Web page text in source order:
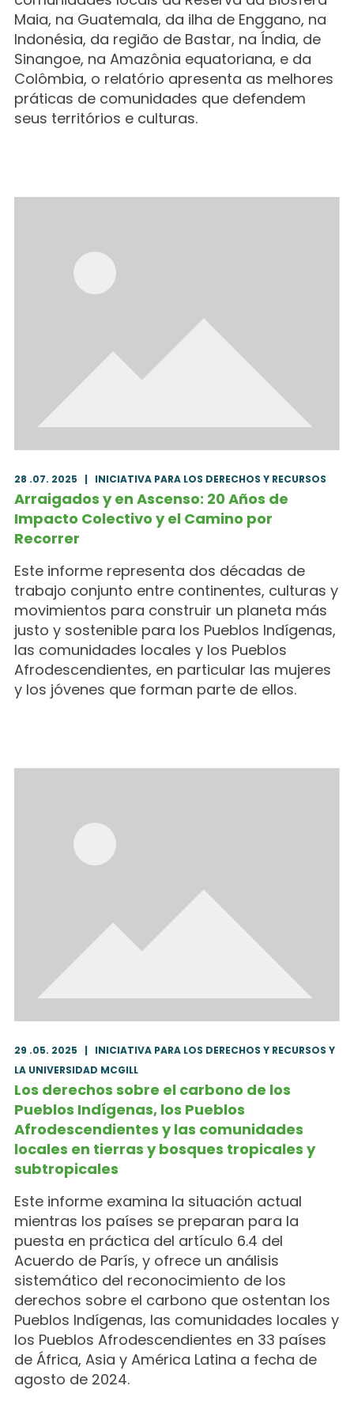
Maia, na Guatemala, da ilha de Enggano, na
Indonésia, da região de Bastar, na Índia, de
Sinangoe, na Amazônia equatoriana, e da
Colômbia, o relatório apresenta as melhores
práticas de comunidades que defendem
seus territórios e culturas.
28 .07. 2025 | INICIATIVA PARA LOS DERECHOS Y RECURSOS
Arraigados y en Ascenso: 20 Años de
Impacto Colectivo y el Camino por
Recorrer
Este informe representa dos décadas de
trabajo conjunto entre continentes, culturas y
movimientos para construir un planeta más
justo y sostenible para los Pueblos Indígenas,
las comunidades locales y los Pueblos
Afrodescendientes, en particular las mujeres
y los jóvenes que forman parte de ellos.
29 .05. 2025 | INICIATIVA PARA LOS DERECHOS Y RECURSOS Y
LA UNIVERSIDAD MCGILL
Los derechos sobre el carbono de los
Pueblos Indígenas, los Pueblos
Afrodescendientes y las comunidades
locales en tierras y bosques tropicales y
subtropicales
Este informe examina la situación actual
mientras los países se preparan para la
puesta en práctica del artículo 6.4 del
Acuerdo de París, y ofrece un análisis
sistemático del reconocimiento de los
derechos sobre el carbono que ostentan los
Pueblos Indígenas, las comunidades locales y
los Pueblos Afrodescendientes en 33 países
de África, Asia y América Latina a fecha de
agosto de 2024.